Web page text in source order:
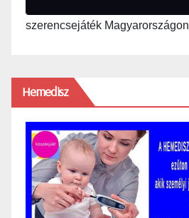
szerencsejáték Magyarországon
Hemedisz